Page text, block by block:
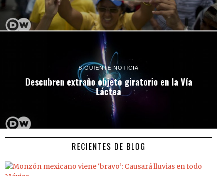
SIGUIENTE NOTICIA
Descubren extraño objeto giratorio en la Vía
Láctea
RECIENTES DE BLOG